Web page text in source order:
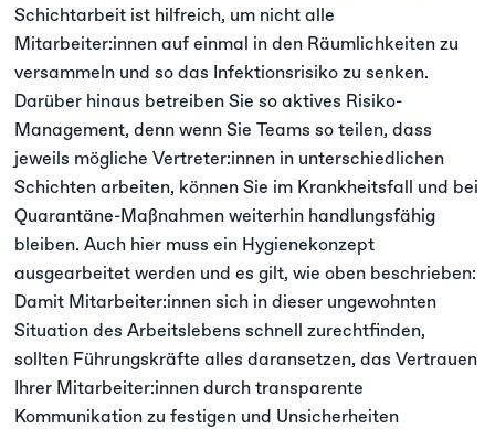
Schichtarbeit ist hilfreich, um nicht alle
Mitarbeiter:innen auf einmal in den Räumlichkeiten zu
versammeln und so das Infektionsrisiko zu senken.
Darüber hinaus betreiben Sie so aktives Risiko-
Management, denn wenn Sie Teams so teilen, dass
jeweils mögliche Vertreter:innen in unterschiedlichen
Schichten arbeiten, können Sie im Krankheitsfall und bei
Quarantäne-Maßnahmen weiterhin handlungsfähig
bleiben. Auch hier muss ein Hygienekonzept
ausgearbeitet werden und es gilt, wie oben beschrieben:
Damit Mitarbeiter:innen sich in dieser ungewohnten
Situation des Arbeitslebens schnell zurechtfinden,
sollten Führungskräfte alles daransetzen, das Vertrauen
Ihrer Mitarbeiter:innen durch transparente
Kommunikation zu festigen und Unsicherheiten